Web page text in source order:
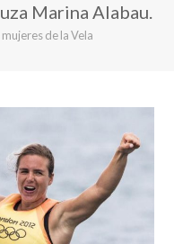
Marina Alabau.
mujeres de la Vela